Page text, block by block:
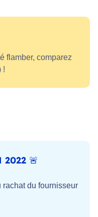
flamber, comparez
!
2022 🚨
du fournisseur